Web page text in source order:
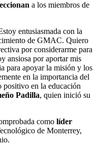
a los miembros de
entusiasmada con la
de GMAC. Quiero
por considerarme para
ansiosa por aportar mis
para apoyar la misión y los
en la importancia del
en la educación
Padilla, quien inició su
como líder
de Monterrey,